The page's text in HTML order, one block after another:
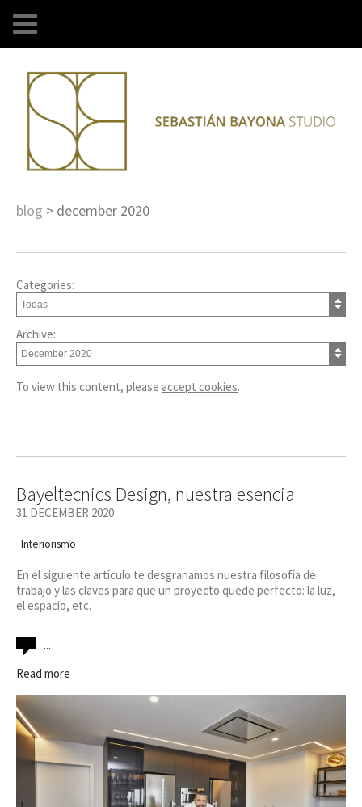
blog > december 2020
Categories:
Archive:
To view this content, please accept cookies.
Bayeltecnics Design, nuestra esencia
31 DECEMBER 2020
Interiorismo
En el siguiente artículo te desgranamos nuestra filosofía de
trabajo y las claves para que un proyecto quede perfecto: la luz,
el espacio, etc.
...
Read more